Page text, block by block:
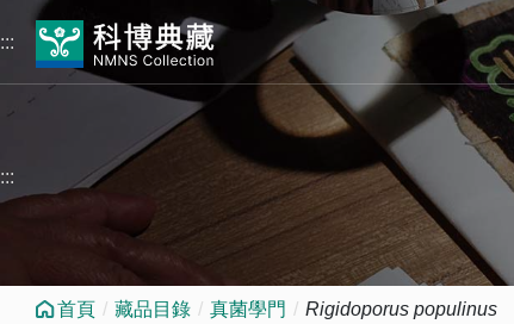
跳到中央內容區塊
:::
:::
首頁 藏品目錄 真菌學門 Rigidoporus populinus